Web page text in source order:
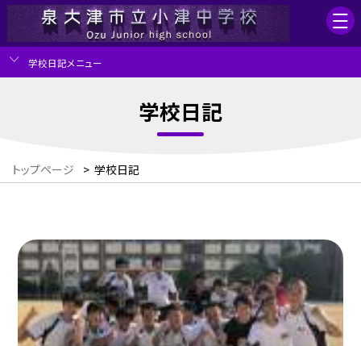
学校日記メニュー
学校日記
トップページ > 学校日記